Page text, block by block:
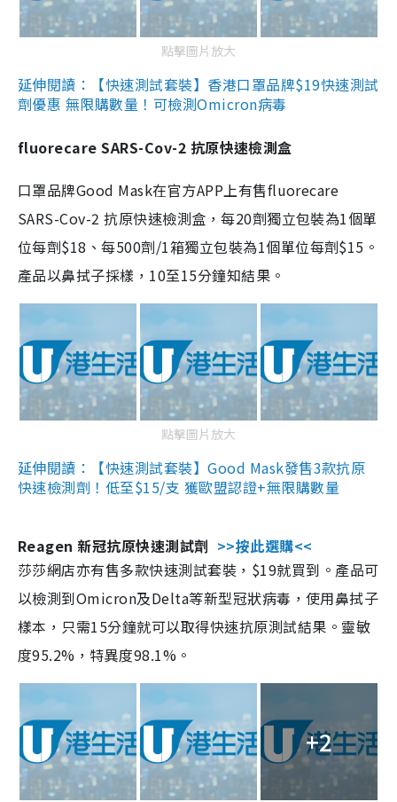
點擊圖片放大
延伸閱讀：【快速測試套裝】香港口罩品牌$19快速測試
劑優惠 無限購數量！可檢測Omicron病毒
fluorecare SARS-Cov-2 抗原快速檢測盒
口罩品牌Good Mask在官方APP上有售fluorecare
SARS-Cov-2 抗原快速檢測盒，每20劑獨立包裝為1個單
位每劑$18、每500劑/1箱獨立包裝為1個單位每劑$15。
產品以鼻拭子採樣，10至15分鐘知結果。
點擊圖片放大
延伸閱讀：【快速測試套裝】Good Mask發售3款抗原
快速檢測劑！低至$15/支 獲歐盟認證+無限購數量
Reagen 新冠抗原快速測試劑 >>按此選購<<
莎莎網店亦有售多款快速測試套裝，$19就買到。產品可
以檢測到Omicron及Delta等新型冠狀病毒，使用鼻拭子
樣本，只需15分鐘就可以取得快速抗原測試結果。靈敏
度95.2%，特異度98.1%。
+2